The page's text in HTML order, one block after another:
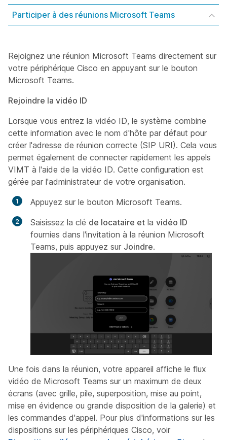
Participer à des réunions Microsoft Teams
Rejoignez une réunion Microsoft Teams directement sur
votre périphérique Cisco en appuyant sur le bouton
Microsoft Teams.
Rejoindre la vidéo ID
Lorsque vous entrez la vidéo ID, le système combine
cette information avec le nom d'hôte par défaut pour
créer l'adresse de réunion correcte (SIP URI). Cela vous
permet également de connecter rapidement les appels
VIMT à l'aide de la vidéo ID. Cette configuration est
gérée par l'administrateur de votre organisation.
Appuyez sur le bouton Microsoft Teams.
Saisissez la clé de locataire et la vidéo ID
fournies dans l'invitation à la réunion Microsoft
Teams, puis appuyez sur Joindre.
Une fois dans la réunion, votre appareil affiche le flux
vidéo de Microsoft Teams sur un maximum de deux
écrans (avec grille, pile, superposition, mise au point,
mise en évidence ou grande disposition de la galerie) et
les commandes d'appel. Pour plus d'informations sur les
dispositions sur les périphériques Cisco, voir